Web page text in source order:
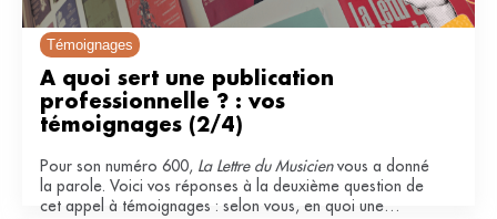
Témoignages
À quoi sert une publication
professionnelle ? : vos
témoignages (2/4)
Pour son numéro 600, La Lettre du Musicienvous a donné
la parole. Voici vos réponses à la deuxième question de
cet appel à témoignages : selon vous, en quoi une